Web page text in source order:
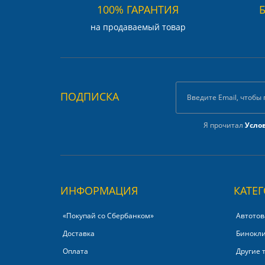
100% ГАРАНТИЯ
на продаваемый товар
ПОДПИСКА
Я прочитал
ИНФОРМАЦИЯ
«Покупай со Сбербанком»‎
Доставка
Оплата
Другие